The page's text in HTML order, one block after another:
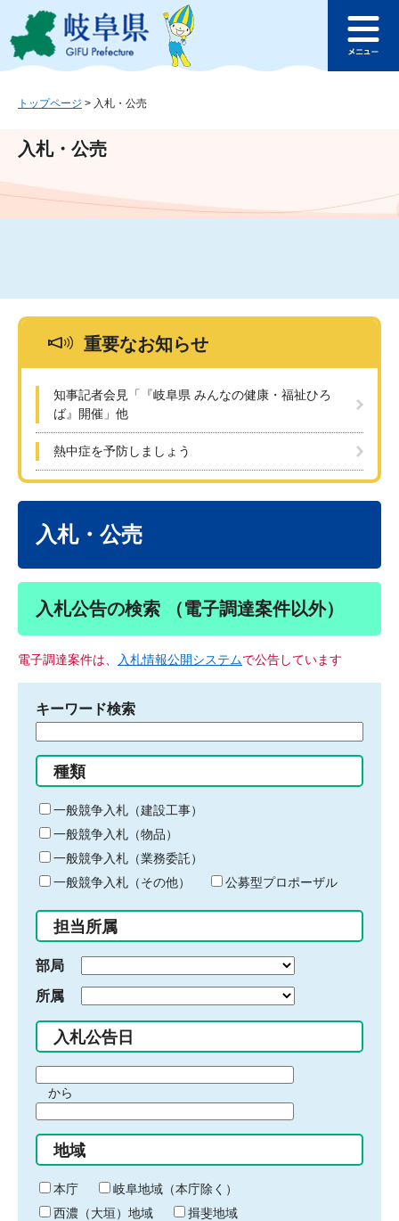
ジ
ュ
文
このページの本文へ
ュ
トップページ > 入札・公売
入札・公売
重要なお知らせ
知事記者会見「『岐阜県 みんなの健康・福祉ひろ
ば』開催」他
熱中症を予防しましょう
入札・公売
入札公告の検索 （電子調達案件以外）
電子調達案件は、 入札情報公開システムで公告しています
キーワード検索
る
キ
ー
ワ
ー
ド
入
力
種類
一般競争入札（建設工事）
一般競争入札（物品）
一般競争入札（業務委託）
一般競争入札（その他）
公募型プロポーザル
担当所属
部局
所属
入札公告日
間
始
り
から
間
終
わ
り
地域
本庁
岐阜地域（本庁除く）
西濃（大垣）地域
揖斐地域